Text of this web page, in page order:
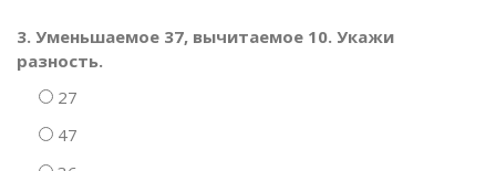
3. Уменьшаемое 37, вычитаемое 10. Укажи
разность.
27
47